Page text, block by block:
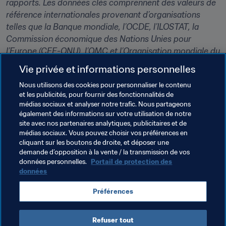
rapports. Les données clés comprennent des valeurs de
référence internationales provenant d’organisations
telles que la Banque mondiale, l’OCDE, l’ILOSTAT, la
Commission économique des Nations Unies pour
l’Europe (CEE-ONU), l’OMC et l’Organisation mondiale du
tourisme (OMT).
Thèmes en lien
Organisation des compétitions Organisation
Organisation Coupe du Monde de la FIFA 2026™
USA Concacaf
Vie privée et informations personnelles
Nous utilisons des cookies pour personnaliser le contenu
et les publicités, pour fournir des fonctionnalités de
médias sociaux et analyser notre trafic. Nous partageons
également des informations sur votre utilisation de notre
site avec nos partenaires analytiques, publicitaires et de
médias sociaux. Vous pouvez choisir vos préférences en
cliquant sur les boutons de droite, et déposer une
demande d’opposition à la vente / la transmission de vos
données personnelles. Portail de protection des
données
Préférences
Refuser tout